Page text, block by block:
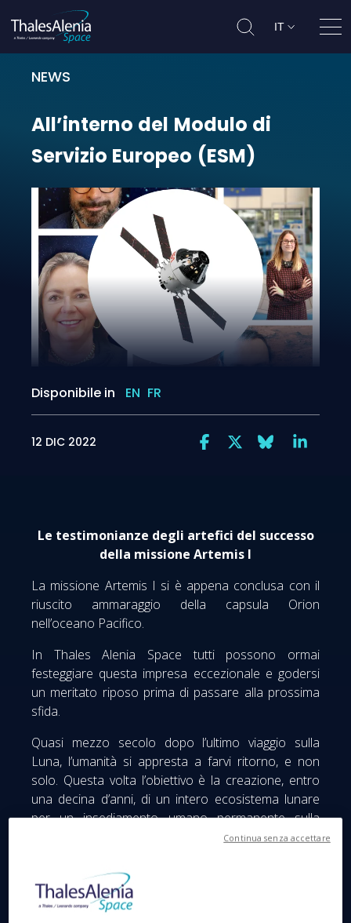
IT
NEWS
All’interno del Modulo di Servizio
All’interno del Modulo di
Servizio Europeo (ESM)
Disponibile in EN FR
12 DIC 2022
Le testimonianze degli artefici del successo
della missione Artemis I
La missione Artemis I si è appena conclusa con il
riuscito ammaraggio della capsula Orion
nell’oceano Pacifico.
In Thales Alenia Space tutti possono ormai
festeggiare questa impresa eccezionale e godersi
un meritato riposo prima di passare alla prossima
sfida.
Quasi mezzo secolo dopo l’ultimo viaggio sulla
Luna, l’umanità si appresta a farvi ritorno, e non
solo. Questa volta l’obiettivo è la creazione, entro
una decina d’anni, di un intero ecosistema lunare
per un insediamento umano permanente sulla
Questa missione inaugurale, segnata da momenti
indimenticabili, ha permesso di eseguire test e di
raccogliere dati preziosi, in previsione di quella
Continua senza accettare